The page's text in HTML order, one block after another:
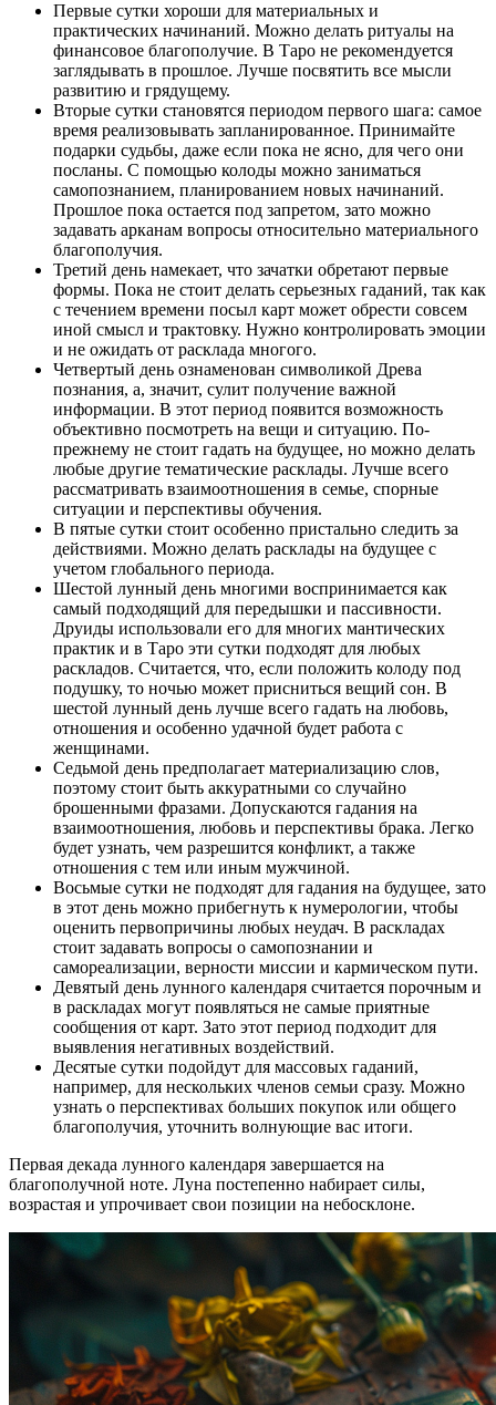
Первые сутки хороши для материальных и
практических начинаний. Можно делать ритуалы на
финансовое благополучие. В Таро не рекомендуется
заглядывать в прошлое. Лучше посвятить все мысли
развитию и грядущему.
Вторые сутки становятся периодом первого шага: самое
время реализовывать запланированное. Принимайте
подарки судьбы, даже если пока не ясно, для чего они
посланы. С помощью колоды можно заниматься
самопознанием, планированием новых начинаний.
Прошлое пока остается под запретом, зато можно
задавать арканам вопросы относительно материального
благополучия.
Третий день намекает, что зачатки обретают первые
формы. Пока не стоит делать серьезных гаданий, так как
с течением времени посыл карт может обрести совсем
иной смысл и трактовку. Нужно контролировать эмоции
и не ожидать от расклада многого.
Четвертый день ознаменован символикой Древа
познания, а, значит, сулит получение важной
информации. В этот период появится возможность
объективно посмотреть на вещи и ситуацию. По-
прежнему не стоит гадать на будущее, но можно делать
любые другие тематические расклады. Лучше всего
рассматривать взаимоотношения в семье, спорные
ситуации и перспективы обучения.
В пятые сутки стоит особенно пристально следить за
действиями. Можно делать расклады на будущее с
учетом глобального периода.
Шестой лунный день многими воспринимается как
самый подходящий для передышки и пассивности.
Друиды использовали его для многих мантических
практик и в Таро эти сутки подходят для любых
раскладов. Считается, что, если положить колоду под
подушку, то ночью может присниться вещий сон. В
шестой лунный день лучше всего гадать на любовь,
отношения и особенно удачной будет работа с
женщинами.
Седьмой день предполагает материализацию слов,
поэтому стоит быть аккуратными со случайно
брошенными фразами. Допускаются гадания на
взаимоотношения, любовь и перспективы брака. Легко
будет узнать, чем разрешится конфликт, а также
отношения с тем или иным мужчиной.
Восьмые сутки не подходят для гадания на будущее, зато
в этот день можно прибегнуть к нумерологии, чтобы
оценить первопричины любых неудач. В раскладах
стоит задавать вопросы о самопознании и
самореализации, верности миссии и кармическом пути.
Девятый день лунного календаря считается порочным и
в раскладах могут появляться не самые приятные
сообщения от карт. Зато этот период подходит для
выявления негативных воздействий.
Десятые сутки подойдут для массовых гаданий,
например, для нескольких членов семьи сразу. Можно
узнать о перспективах больших покупок или общего
благополучия, уточнить волнующие вас итоги.
Первая декада лунного календаря завершается на
благополучной ноте. Луна постепенно набирает силы,
возрастая и упрочивает свои позиции на небосклоне.